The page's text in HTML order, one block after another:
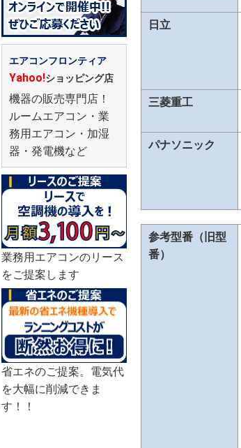
エアコンフロンティア
Yahoo!ショッピング店
機器の販売専門店！
ルームエアコン・業
務用エアコン・加湿
器・発電機など
業務用エアコンのリース
をご提案します
省エネのご提案。電気代
を大幅に削減できま
す！！
日立
三菱重工
パナソニック
参考型番（旧型
番）